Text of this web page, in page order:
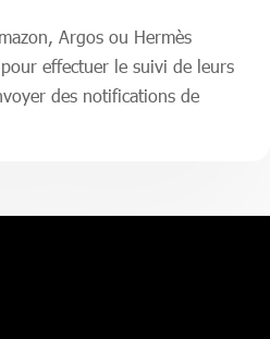
Argos ou Hermès
effectuer le suivi de leurs
des notifications de